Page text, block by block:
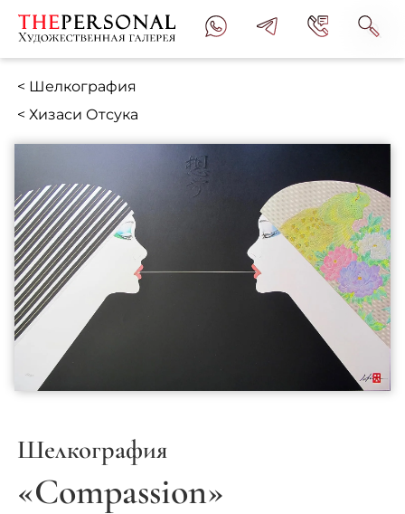
< Шелкография
< Хизаси Отсука
Шелкография
«Compassion»